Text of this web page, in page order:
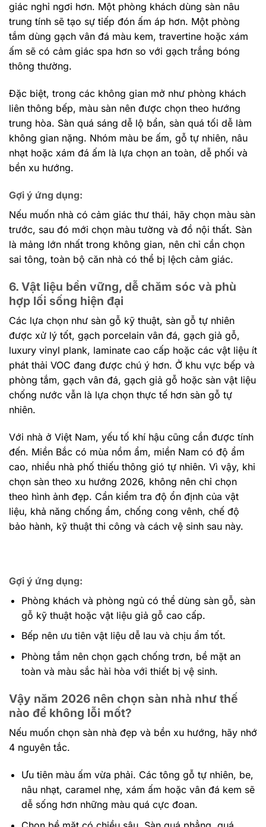
giác nghỉ ngơi hơn. Một phòng khách dùng sàn nâu
trung tính sẽ tạo sự tiếp đón ấm áp hơn. Một phòng
tắm dùng gạch vân đá màu kem, travertine hoặc xám
ấm sẽ có cảm giác spa hơn so với gạch trắng bóng
thông thường.
Đặc biệt, trong các không gian mở như phòng khách
liên thông bếp, màu sàn nên được chọn theo hướng
trung hòa. Sàn quá sáng dễ lộ bẩn, sàn quá tối dễ làm
không gian nặng. Nhóm màu be ấm, gỗ tự nhiên, nâu
nhạt hoặc xám đá ấm là lựa chọn an toàn, dễ phối và
bền xu hướng.
Gợi ý ứng dụng:
Nếu muốn nhà có cảm giác thư thái, hãy chọn màu sàn
trước, sau đó mới chọn màu tường và đồ nội thất. Sàn
là mảng lớn nhất trong không gian, nên chỉ cần chọn
sai tông, toàn bộ căn nhà có thể bị lệch cảm giác.
6. Vật liệu bền vững, dễ chăm sóc và phù
hợp lối sống hiện đại
Các lựa chọn như sàn gỗ kỹ thuật, sàn gỗ tự nhiên
được xử lý tốt, gạch porcelain vân đá, gạch giả gỗ,
luxury vinyl plank, laminate cao cấp hoặc các vật liệu ít
phát thải VOC đang được chú ý hơn. Ở khu vực bếp và
phòng tắm, gạch vân đá, gạch giả gỗ hoặc sàn vật liệu
chống nước vẫn là lựa chọn thực tế hơn sàn gỗ tự
nhiên.
Với nhà ở Việt Nam, yếu tố khí hậu cũng cần được tính
đến. Miền Bắc có mùa nồm ẩm, miền Nam có độ ẩm
cao, nhiều nhà phố thiếu thông gió tự nhiên. Vì vậy, khi
chọn sàn theo xu hướng 2026, không nên chỉ chọn
theo hình ảnh đẹp. Cần kiểm tra độ ổn định của vật
liệu, khả năng chống ẩm, chống cong vênh, chế độ
bảo hành, kỹ thuật thi công và cách vệ sinh sau này.
Gợi ý ứng dụng:
Phòng khách và phòng ngủ có thể dùng sàn gỗ, sàn
gỗ kỹ thuật hoặc vật liệu giả gỗ cao cấp.
Bếp nên ưu tiên vật liệu dễ lau và chịu ẩm tốt.
Phòng tắm nên chọn gạch chống trơn, bề mặt an
toàn và màu sắc hài hòa với thiết bị vệ sinh.
Vậy năm 2026 nên chọn sàn nhà như thế
nào để không lỗi mốt?
Nếu muốn chọn sàn nhà đẹp và bền xu hướng, hãy nhớ
4 nguyên tắc.
Ưu tiên màu ấm vừa phải. Các tông gỗ tự nhiên, be,
nâu nhạt, caramel nhẹ, xám ấm hoặc vân đá kem sẽ
dễ sống hơn những màu quá cực đoan.